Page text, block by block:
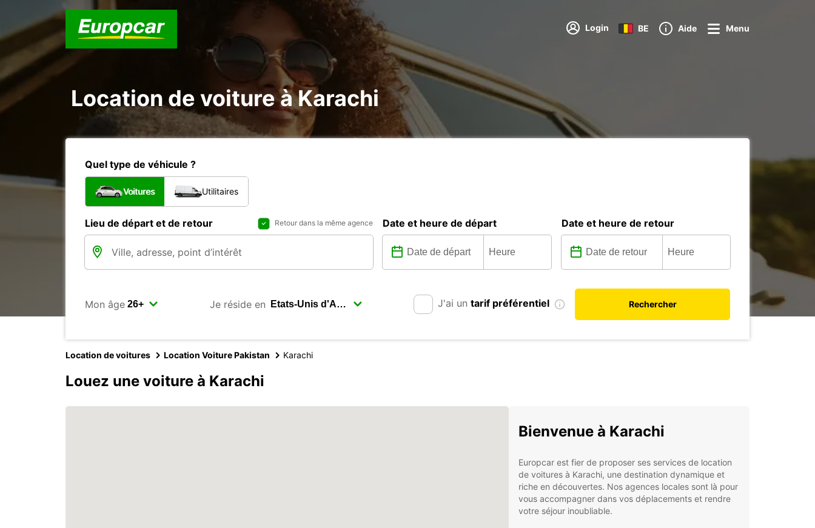
Login BE Aide Menu
Location de voiture à Karachi
Quel type de véhicule ?
Voitures Utilitaires
Lieu de départ et de retour Retour dans la même agence Date et heure de départ Date et heure de retour
Mon âge Je réside en J'ai un tarif préférentiel Rechercher
Location de voitures Location Voiture Pakistan Karachi
Louez une voiture à Karachi
Bienvenue à Karachi
Europcar est fier de proposer ses services de location
de voitures à Karachi, une destination dynamique et
riche en découvertes. Nos agences locales sont là pour
vous accompagner dans vos déplacements et rendre
votre séjour inoubliable.